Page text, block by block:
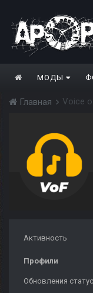
МОДЫ
Главная Voice
Активность
Профили
Обновления